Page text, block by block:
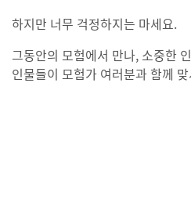
하지만 너무 걱정하지는 마세요.
그동안의 모험에서 만나, 소중한
인물들이 모험가 여러분과 함께